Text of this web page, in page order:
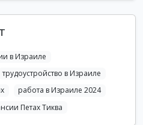
в Израиле
трудоустройство в Израиле
работа в Израиле 2024
Петах Тиква